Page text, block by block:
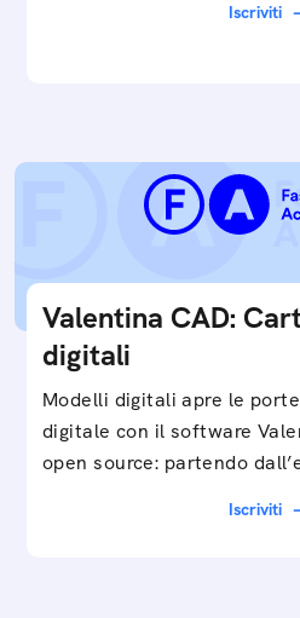
Iscriviti
Valentina CAD:
digitali
Modelli digitali apre le
digitale con il software
open source: partendo
Iscriviti